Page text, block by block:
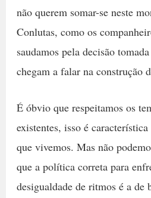
não querem somar-se neste
Conlutas, como os
saudamos pela decisão
chegam a falar na construção
É óbvio que respeitamos os
existentes, isso é
que vivemos. Mas não
que a política correta para
desigualdade de ritmos é a de